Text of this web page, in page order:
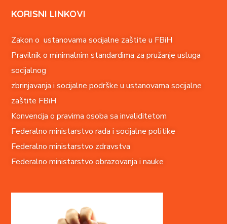
KORISNI LINKOVI
Zakon o ustanovama socijalne zaštite u FBiH
Pravilnik o minimalnim standardima za pružanje usluga
socijalnog
zbrinjavanja i socijalne podrške u ustanovama socijalne
zaštite FBiH
Konvencija o pravima osoba sa invaliditetom
Federalno ministarstvo rada i socijalne politike
Federalno ministarstvo zdravstva
Federalno ministarstvo obrazovanja i nauke